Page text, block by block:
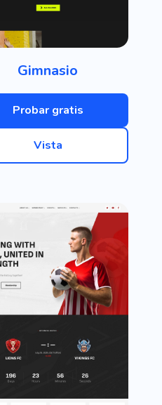
Gimnasio
Probar gratis
Vista